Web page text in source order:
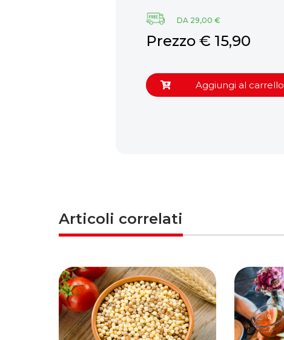
DA 29,00 €
Prezzo € 15,90
Aggiungi al carrello
Articoli correlati